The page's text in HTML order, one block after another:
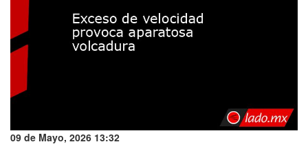
09 de Mayo, 2026 13:32